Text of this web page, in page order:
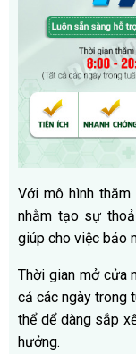
Với mô hình
nhằm tạo sự
giúp cho việc bảo
Thời gian mở cửa
cả các ngày trong
thể dể dàng sắp
hưởng.